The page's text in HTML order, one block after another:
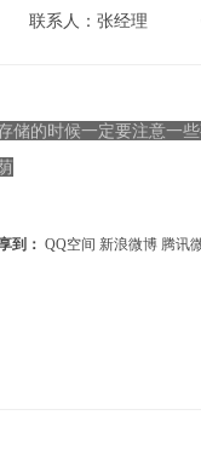
联系人：张经理
的时候一定要注意一
到： QQ空间 新浪微博 腾讯